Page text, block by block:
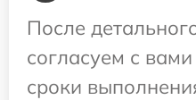
После
согласуем с
сроки